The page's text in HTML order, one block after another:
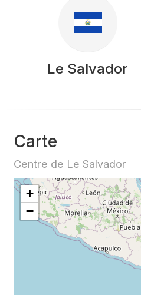
Le Salvador
Carte
Centre de Le Salvador
+
−